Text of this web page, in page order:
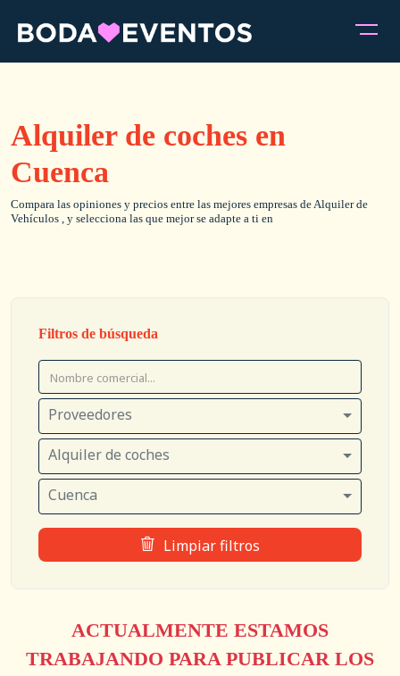
Alquiler de coches en
Cuenca
Compara las opiniones y precios entre las mejores empresas de Alquiler de
Vehículos , y selecciona las que mejor se adapte a ti en
Filtros de búsqueda
Proveedores
Alquiler de coches
Cuenca
Limpiar filtros
ACTUALMENTE ESTAMOS
TRABAJANDO PARA PUBLICAR LOS